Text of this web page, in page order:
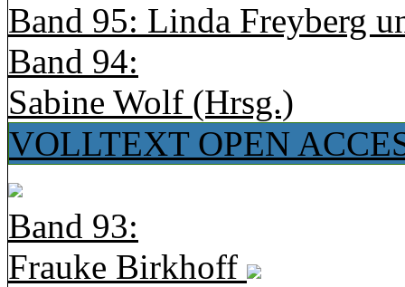
Band 95: Linda Freyberg
Band 94:
Sabine Wolf (Hrsg.)
VOLLTEXT OPEN
Band 93:
Frauke Birkhoff